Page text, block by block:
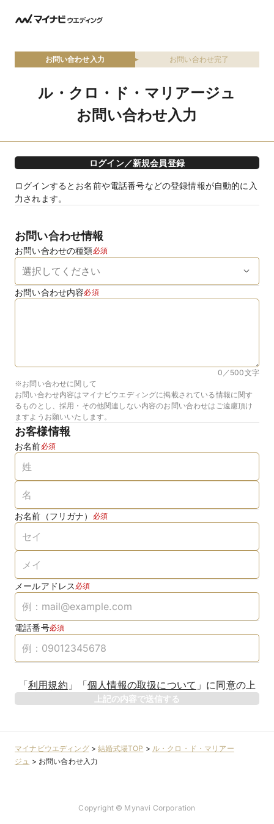
お問い合わせ入力 お問い合わせ完了
ル・クロ・ド・マリアージュ
お問い合わせ入力
ログイン／新規会員登録
ログインするとお名前や電話番号などの登録情報が自動的に入
力されます。
お問い合わせ情報
お問い合わせの種類必須
お問い合わせ内容必須
0／500文字
※お問い合わせに関して
お問い合わせ内容はマイナビウエディングに掲載されている情報に関す
るものとし、採用・その他関連しない内容のお問い合わせはご遠慮頂け
ますようお願いいたします。
お客様情報
お名前必須
お名前（フリガナ） 必須
メールアドレス 必須
電話番号必須
「利用規約 」 「個人情報の取扱について 」 に同意の上
上記の内容で送信する
マイナビウエディング>結婚式場TOP > ル・クロ・ド・マリアー
ジュ > お問い合わせ入力
Copyright © Mynavi Corporation